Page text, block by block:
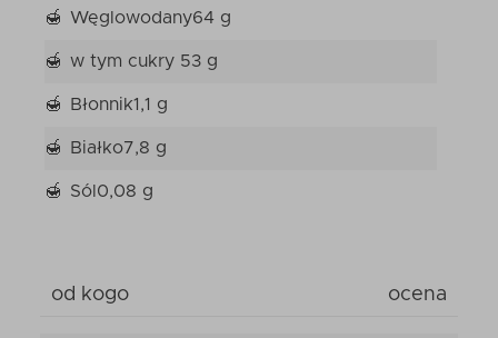
Węglowodany64 g
w tym cukry 53 g
Błonnik1,1 g
Białko7,8 g
Sól 0,08 g
od kogo ocena